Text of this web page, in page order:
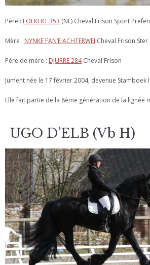
Père : FOLKERT 353 (NL) Cheval Frison Sport
Mère : NYNKE FAN’E ACHTERWEI Cheval Frison
Père de mère : DJURRE 284Cheval Frison
Jument née le 17 février 2004, devenue
Elle fait partie de la 8ème génération de la lignée
UGO D’ELB (Vb H)